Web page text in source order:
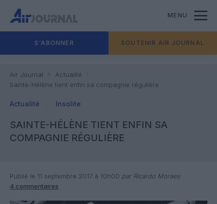
MENU
S'ABONNER SOUTENIR AIR JOURNAL
Air Journal
Actualité
Sainte-Hélène tient enfin sa compagnie régulière
Actualité Insolite
SAINTE-HÉLÈNE TIENT ENFIN SA
COMPAGNIE RÉGULIÈRE
Publié le 11 septembre 2017 à 10h00 par Ricardo Moraes
4 commentaires